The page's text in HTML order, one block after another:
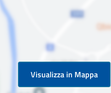
Visualizza in Mappa